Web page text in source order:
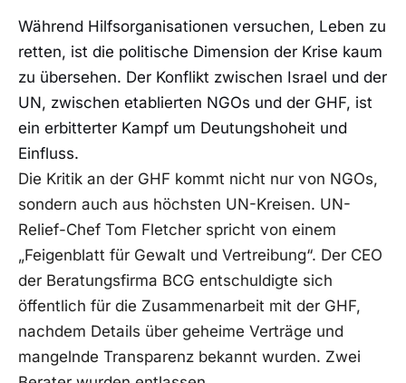
Während Hilfsorganisationen versuchen, Leben zu
retten, ist die politische Dimension der Krise kaum
zu übersehen. Der Konflikt zwischen Israel und der
UN, zwischen etablierten NGOs und der GHF, ist
ein erbitterter Kampf um Deutungshoheit und
Einfluss.
Die Kritik an der GHF kommt nicht nur von NGOs,
sondern auch aus höchsten UN-Kreisen. UN-
Relief-Chef Tom Fletcher spricht von einem
„Feigenblatt für Gewalt und Vertreibung“. Der CEO
der Beratungsfirma BCG entschuldigte sich
öffentlich für die Zusammenarbeit mit der GHF,
nachdem Details über geheime Verträge und
mangelnde Transparenz bekannt wurden. Zwei